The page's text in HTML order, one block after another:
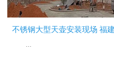
不锈钢大型天壶安装现场 福